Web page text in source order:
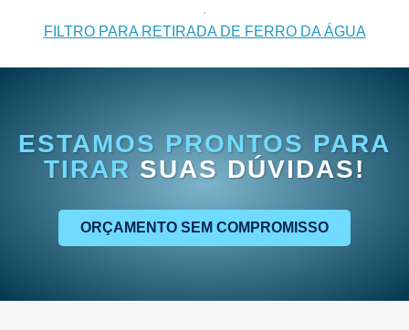
FILTRO PARA RETIRADA DE FERRO DA ÁGUA
ESTAMOS PRONTOS PARA
TIRAR SUAS DÚVIDAS!
ORÇAMENTO SEM COMPROMISSO